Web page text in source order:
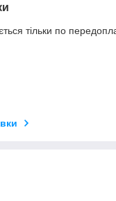
тільки по